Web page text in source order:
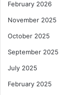
February 2026
November 2025
October 2025
September 2025
July 2025
February 2025